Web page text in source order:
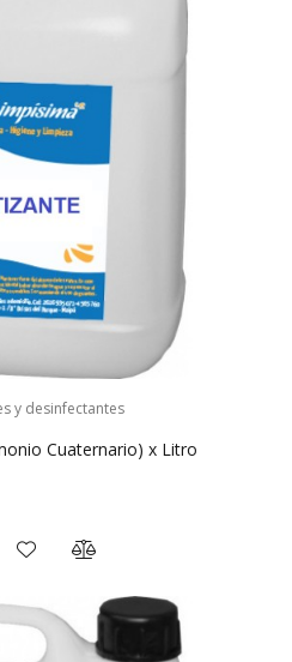
y desinfectantes
Cuaternario) x Litro